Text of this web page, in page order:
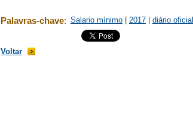
Palavras-chave: Salario mínimo 2017 diário
Voltar